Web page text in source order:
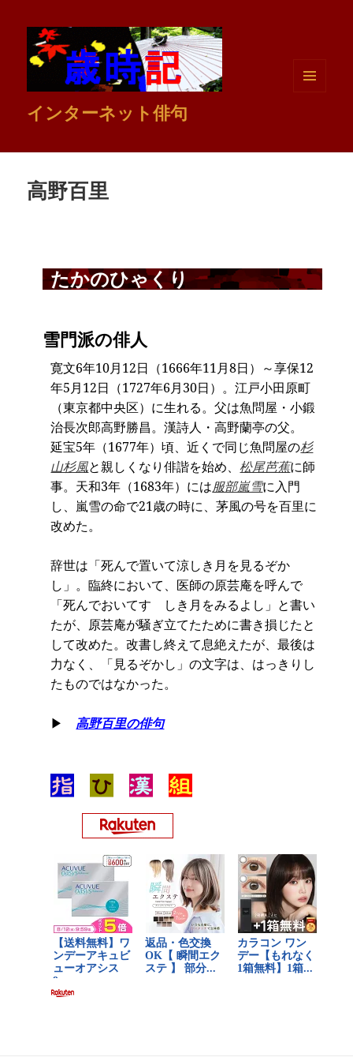
インターネット俳句
高野百里
たかのひゃくり
雪門派の俳人
寛文6年10月12日（1666年11月8日）～享保12
年5月12日（1727年6月30日）。江戸小田原町
（東京都中央区）に生れる。父は魚問屋・小鍛
治長次郎高野勝昌。漢詩人・高野蘭亭の父。
延宝5年（1677年）頃、近くで同じ魚問屋の杉
山杉風と親しくなり俳諧を始め、松尾芭蕉に師
事。天和3年（1683年）には服部嵐雪に入門
し、嵐雪の命で21歳の時に、茅風の号を百里に
改めた。
辞世は「死んで置いて涼しき月を見るぞか
し」。臨終において、医師の原芸庵を呼んで
「死んでおいてすゞしき月をみるよし」と書い
たが、原芸庵が騒ぎ立てたために書き損じたと
して改めた。改書し終えて息絶えたが、最後は
力なく、「見るぞかし」の文字は、はっきりし
たものではなかった。
▶ 高野百里の俳句